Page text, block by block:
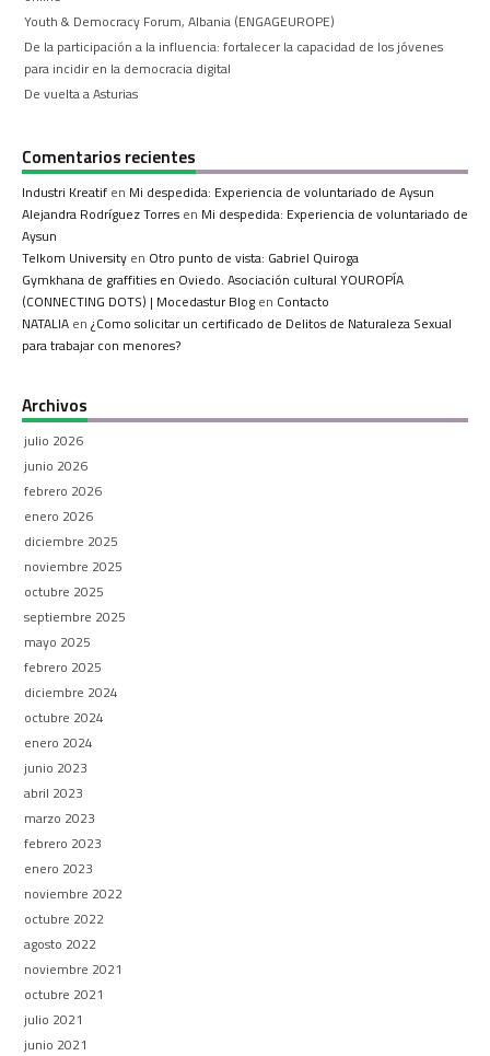
Youth & Democracy Forum, Albania (ENGAGEUROPE)
De la participación a la influencia: fortalecer la capacidad de los jóvenes
para incidir en la democracia digital
De vuelta a Asturias
Comentarios recientes
Industri Kreatif en Mi despedida: Experiencia de voluntariado de Aysun
Alejandra Rodríguez Torres en Mi despedida: Experiencia de voluntariado de
Aysun
Telkom University en Otro punto de vista: Gabriel Quiroga
Gymkhana de graffities en Oviedo. Asociación cultural YOUROPÍA
(CONNECTING DOTS) | Mocedastur Blog en Contacto
NATALIA en ¿Como solicitar un certificado de Delitos de Naturaleza Sexual
para trabajar con menores?
Archivos
julio 2026
junio 2026
febrero 2026
enero 2026
diciembre 2025
noviembre 2025
octubre 2025
septiembre 2025
mayo 2025
febrero 2025
diciembre 2024
octubre 2024
enero 2024
junio 2023
abril 2023
marzo 2023
febrero 2023
enero 2023
noviembre 2022
octubre 2022
agosto 2022
noviembre 2021
octubre 2021
julio 2021
junio 2021